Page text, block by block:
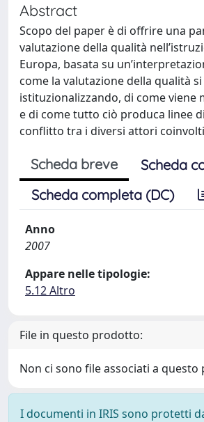
Abstract
Scopo del paper è di offrire una
valutazione della qualità
Europa, basata su
come la valutazione della qualità
istituzionalizzando, di come viene
e di come tutto ciò produca linee
conflitto tra i diversi attori
Scheda breve
Scheda
Scheda completa (DC)
Anno
2007
Appare nelle tipologie:
5.12 Altro
File in questo prodotto:
Non ci sono file associati a
I documenti in IRIS sono protetti